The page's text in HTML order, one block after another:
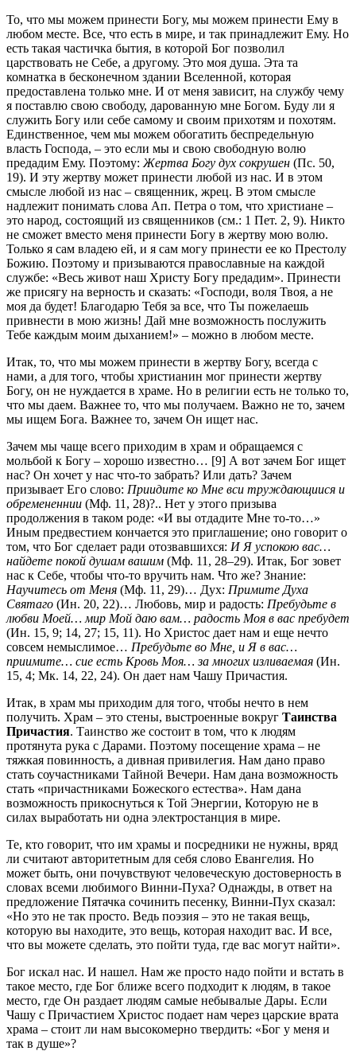
То, что мы можем принести Богу, мы можем принести Ему в
любом месте. Все, что есть в мире, и так принадлежит Ему. Но
есть такая частичка бытия, в которой Бог позволил
царствовать не Себе, а другому. Это моя душа. Эта та
комнатка в бесконечном здании Вселенной, которая
предоставлена только мне. И от меня зависит, на службу чему
я поставлю свою свободу, дарованную мне Богом. Буду ли я
служить Богу или себе самому и своим прихотям и похотям.
Единственное, чем мы можем обогатить беспредельную
власть Господа, – это если мы и свою свободную волю
предадим Ему. Поэтому: Жертва Богу дух сокрушен (Пс. 50,
19). И эту жертву может принести любой из нас. И в этом
смысле любой из нас – священник, жрец. В этом смысле
надлежит понимать слова Ап. Петра о том, что христиане –
это народ, состоящий из священников (см.: 1 Пет. 2, 9). Никто
не сможет вместо меня принести Богу в жертву мою волю.
Только я сам владею ей, и я сам могу принести ее ко Престолу
Божию. Поэтому и призываются православные на каждой
службе: «Весь живот наш Христу Богу предадим». Принести
же присягу на верность и сказать: «Господи, воля Твоя, а не
моя да будет! Благодарю Тебя за все, что Ты пожелаешь
привнести в мою жизнь! Дай мне возможность послужить
Тебе каждым моим дыханием!» – можно в любом месте.
Итак, то, что мы можем принести в жертву Богу, всегда с
нами, а для того, чтобы христианин мог принести жертву
Богу, он не нуждается в храме. Но в религии есть не только то,
что мы даем. Важнее то, что мы получаем. Важно не то, зачем
мы ищем Бога. Важнее то, зачем Он ищет нас.
Зачем мы чаще всего приходим в храм и обращаемся с
мольбой к Богу – хорошо известно… [9] А вот зачем Бог ищет
нас? Он хочет у нас что-то забрать? Или дать? Зачем
призывает Его слово: Приидите ко Мне вси труждающиися и
обремененнии (Мф. 11, 28)?.. Нет у этого призыва
продолжения в таком роде: «И вы отдадите Мне то-то…»
Иным предвестием кончается это приглашение; оно говорит о
том, что Бог сделает ради отозвавшихся: И Я успокою вас…
найдете покой душам вашим (Мф. 11, 28–29). Итак, Бог зовет
нас к Себе, чтобы что-то вручить нам. Что же? Знание:
Научитесь от Меня (Мф. 11, 29)… Дух: Примите Духа
Святаго (Ин. 20, 22)… Любовь, мир и радость: Пребудьте в
любви Моей… мир Мой даю вам… радость Моя в вас пребудет
(Ин. 15, 9; 14, 27; 15, 11). Но Христос дает нам и еще нечто
совсем немыслимое… Пребудьте во Мне, и Я в вас…
приимите… сие есть Кровь Моя… за многих изливаемая (Ин.
15, 4; Мк. 14, 22, 24). Он дает нам Чашу Причастия.
Итак, в храм мы приходим для того, чтобы нечто в нем
получить. Храм – это стены, выстроенные вокруг Таинства
Причастия. Таинство же состоит в том, что к людям
протянута рука с Дарами. Поэтому посещение храма – не
тяжкая повинность, а дивная привилегия. Нам дано право
стать соучастниками Тайной Вечери. Нам дана возможность
стать «причастниками Божеского естества». Нам дана
возможность прикоснуться к Той Энергии, Которую не в
силах выработать ни одна электростанция в мире.
Те, кто говорит, что им храмы и посредники не нужны, вряд
ли считают авторитетным для себя слово Евангелия. Но
может быть, они почувствуют человеческую достоверность в
словах всеми любимого Винни-Пуха? Однажды, в ответ на
предложение Пятачка сочинить песенку, Винни-Пух сказал:
«Но это не так просто. Ведь поэзия – это не такая вещь,
которую вы находите, это вещь, которая находит вас. И все,
что вы можете сделать, это пойти туда, где вас могут найти».
Бог искал нас. И нашел. Нам же просто надо пойти и встать в
такое место, где Бог ближе всего подходит к людям, в такое
место, где Он раздает людям самые небывалые Дары. Если
Чашу с Причастием Христос подает нам через царские врата
храма – стоит ли нам высокомерно твердить: «Бог у меня и
так в душе»?